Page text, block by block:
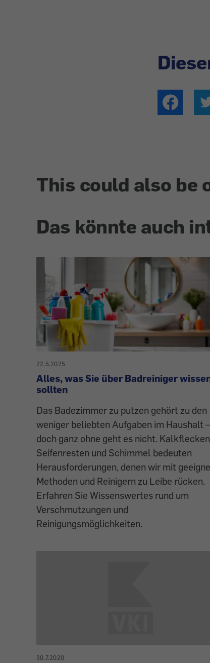
This could also be
Das könnte auch
22.5.2025
Alles, was Sie über Badreiniger
sollten
Das Badezimmer zu putzen gehört zu den
weniger beliebten Aufgaben im Haushalt –
doch ganz ohne geht es nicht.
Seifenresten und Schimmel bedeuten
Herausforderungen, denen wir mit
Methoden und Reinigern zu Leibe rücken.
Erfahren Sie Wissenswertes rund um
Verschmutzungen und
Reinigungsmöglichkeiten.
30.7.2020